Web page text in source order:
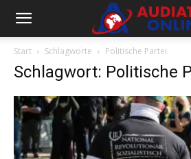
Start Schlagworte Politische Partei
Schlagwort: Politische